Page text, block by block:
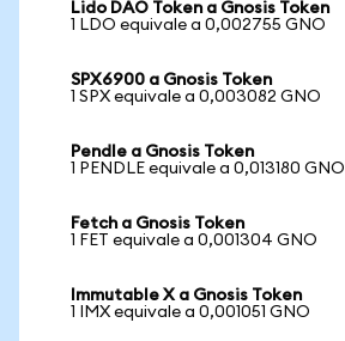
Lido DAO Token a Gnosis Token
1 LDO equivale a 0,002755 GNO
SPX6900 a Gnosis Token
1 SPX equivale a 0,003082 GNO
Pendle a Gnosis Token
1 PENDLE equivale a 0,013180 GNO
Fetch a Gnosis Token
1 FET equivale a 0,001304 GNO
Immutable X a Gnosis Token
1 IMX equivale a 0,001051 GNO